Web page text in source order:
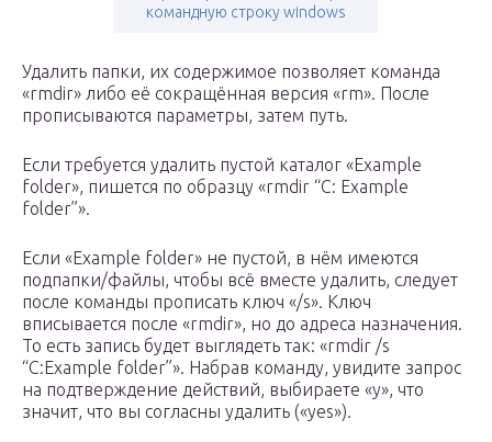
командную строку windows
Удалить папки, их содержимое позволяет команда
«rmdir» либо её сокращённая версия «rm». После
прописываются параметры, затем путь.
Если требуется удалить пустой каталог «Example
folder», пишется по образцу «rmdir “C: Example
folder”».
Если «Example folder» не пустой, в нём имеются
подпапки/файлы, чтобы всё вместе удалить, следует
после команды прописать ключ «/s». Ключ
вписывается после «rmdir», но до адреса назначения.
То есть запись будет выглядеть так: «rmdir /s
“C:Example folder”». Набрав команду, увидите запрос
на подтверждение действий, выбираете «y», что
значит, что вы согласны удалить («yes»).